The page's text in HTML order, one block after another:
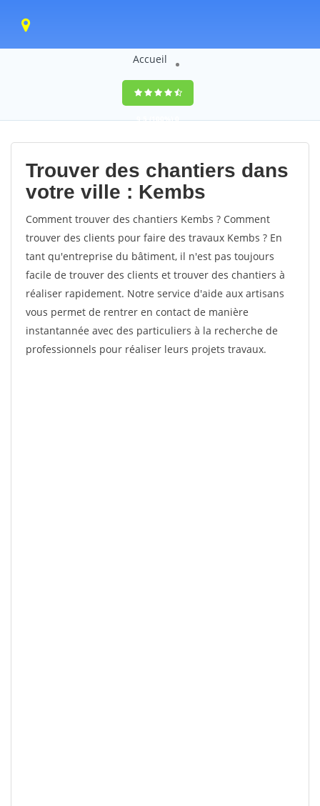
Accueil
9,5(100%)0
votes
Trouver des chantiers dans
votre ville : Kembs
Comment trouver des chantiers Kembs ? Comment
trouver des clients pour faire des travaux Kembs ? En
tant qu'entreprise du bâtiment, il n'est pas toujours
facile de trouver des clients et trouver des chantiers à
réaliser rapidement. Notre service d'aide aux artisans
vous permet de rentrer en contact de manière
instantannée avec des particuliers à la recherche de
professionnels pour réaliser leurs projets travaux.